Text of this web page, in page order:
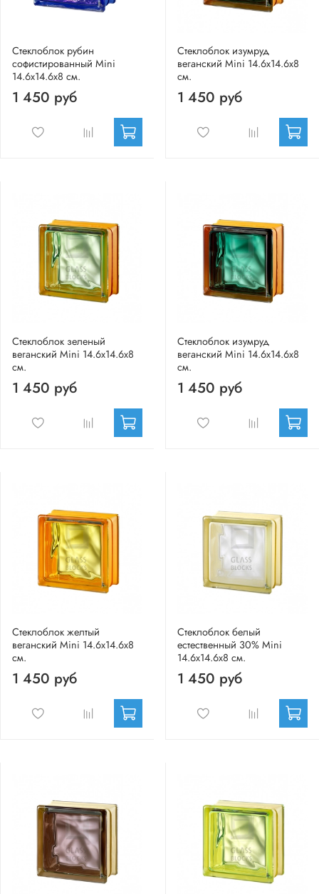
Стеклоблок рубин
софистированный Mini
14.6x14.6x8 см.
1 450 руб
Стеклоблок изумруд
веганский Mini 14.6x14.6x8
см.
1 450 руб
Стеклоблок зеленый
веганский Mini 14.6x14.6x8
см.
1 450 руб
Стеклоблок изумруд
веганский Mini 14.6x14.6x8
см.
1 450 руб
Стеклоблок желтый
веганский Mini 14.6x14.6x8
см.
1 450 руб
Стеклоблок белый
естественный 30% Mini
14.6x14.6x8 см.
1 450 руб